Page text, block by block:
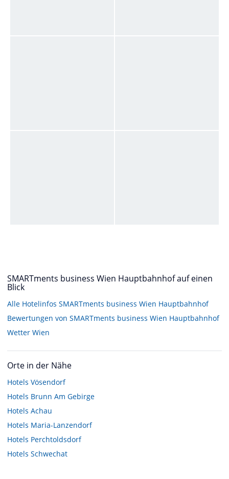
SMARTments business Wien Hauptbahnhof auf einen
Blick
Alle Hotelinfos SMARTments business Wien Hauptbahnhof
Bewertungen von SMARTments business Wien Hauptbahnhof
Wetter Wien
Orte in der Nähe
Hotels Vösendorf
Hotels Brunn Am Gebirge
Hotels Achau
Hotels Maria-Lanzendorf
Hotels Perchtoldsdorf
Hotels Schwechat